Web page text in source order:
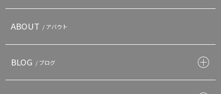
ABOUT / アバウト
BLOG / ブログ